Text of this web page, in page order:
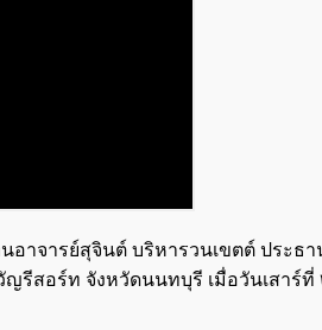
าจารย์สุจินต์ บริหารวนเขตต์ ประ
รีสอร์ท จังหวัดนนทบุรี เมื่อวันเสาร์